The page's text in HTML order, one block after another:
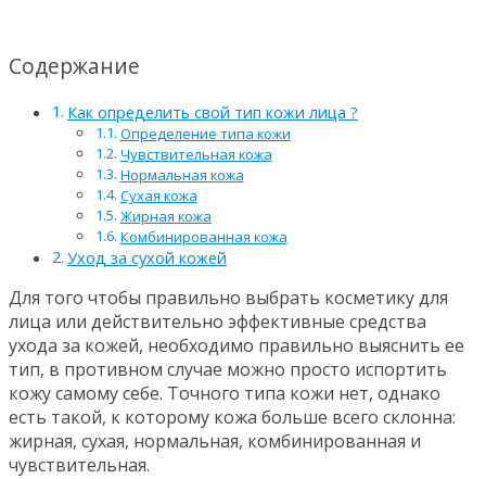
Содержание
Как определить свой тип кожи лица ?
Определение типа кожи
Чувствительная кожа
Нормальная кожа
Сухая кожа
Жирная кожа
Комбинированная кожа
Уход за сухой кожей
Для того чтобы правильно выбрать косметику для
лица или действительно эффективные средства
ухода за кожей, необходимо правильно выяснить ее
тип, в противном случае можно просто испортить
кожу самому себе. Точного типа кожи нет, однако
есть такой, к которому кожа больше всего склонна:
жирная, сухая, нормальная, комбинированная и
чувствительная.